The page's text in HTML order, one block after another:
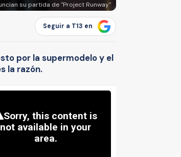
su partida de "Project Runway"
Seguir a T13 en
por la supermodelo y el
la razón.